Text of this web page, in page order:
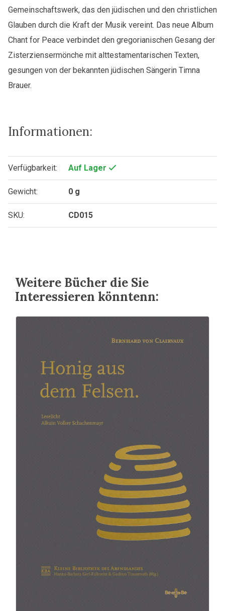
Gemeinschaftswerk, das den jüdischen und den christlichen
Glauben durch die Kraft der Musik vereint. Das neue Album
Chant for Peace verbindet den gregorianischen Gesang der
Zisterziensermönche mit alttestamentarischen Texten,
gesungen von der bekannten jüdischen Sängerin Timna
Brauer.
Informationen:
Verfügbarkeit: Auf Lager
Gewicht: 0 g
SKU: CD015
Weitere Bücher die Sie
Interessieren könntenn: